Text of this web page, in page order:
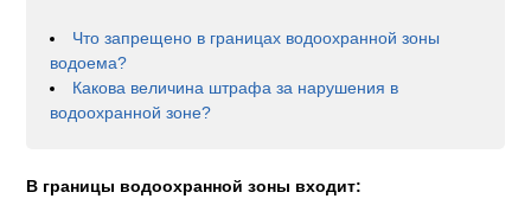
Что запрещено в границах водоохранной зоны
водоема?
Какова величина штрафа за нарушения в
водоохранной зоне?
В границы водоохранной зоны входит: